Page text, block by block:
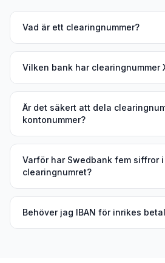
Vad är ett clearingnummer?
Vilken bank har clearingnummer
Är det säkert att dela
kontonummer?
Varför har Swedbank fem siffror i
clearingnumret?
Behöver jag IBAN för inrikes